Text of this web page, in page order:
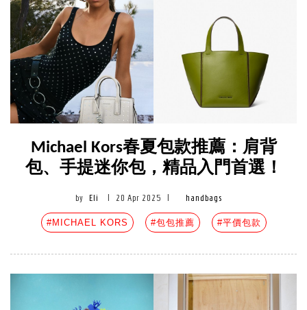
Michael Kors春夏包款推薦：肩背
包、手提迷你包，精品入門首選！
by Eli 20 Apr 2025 handbags
#MICHAEL KORS #包包推薦 #平價包款